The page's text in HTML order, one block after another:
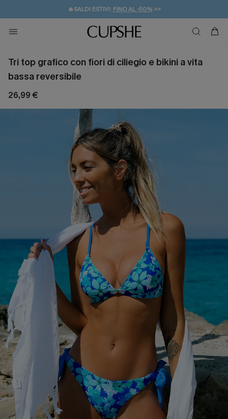
🔥SALDI ESTIVI: FINO AL -50%>>
🚚SPEDIZIONE GRATUITA DA 49€
💌REGALO PER I NUOVI: 20% DI SCONTO*
Tri top grafico con fiori di ciliegio e bikini a vita
bassa reversibile
26,99 €